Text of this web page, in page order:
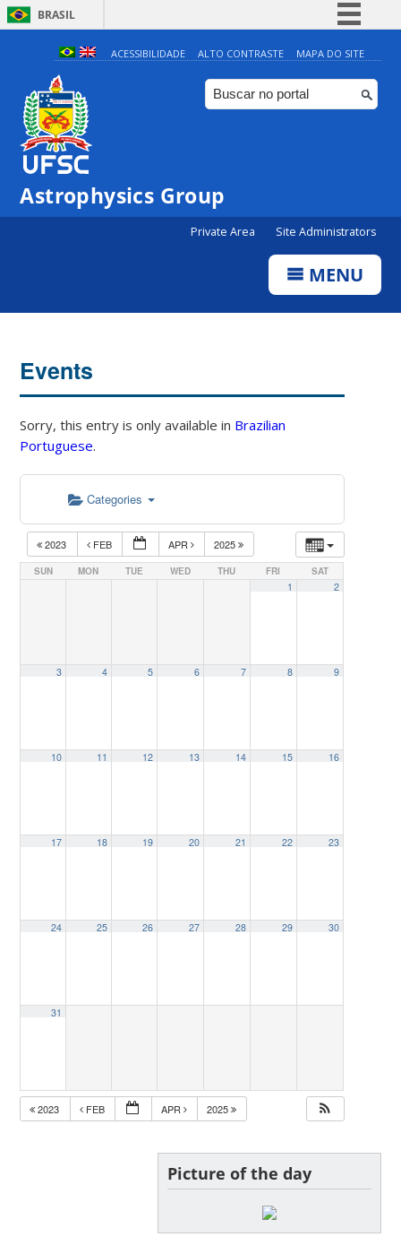
BRASIL
Simplifique!
Comunica BR
Participe
ACESSIBILIDADE ALTO CONTRASTE MAPA DO SITE
Astrophysics Group
Private Area Site Administrators
MENU
Events
Sorry, this entry is only available in Brazilian
Portuguese.
Categories
2023 FEB APR 2025
SUN MON TUE WED THU FRI SAT
1 2
3 4 5 6 7 8 9
10 11 12 13 14 15 16
17 18 19 20 21 22 23
24 25 26 27 28 29 30
31
2023 FEB APR 2025
Picture of the day